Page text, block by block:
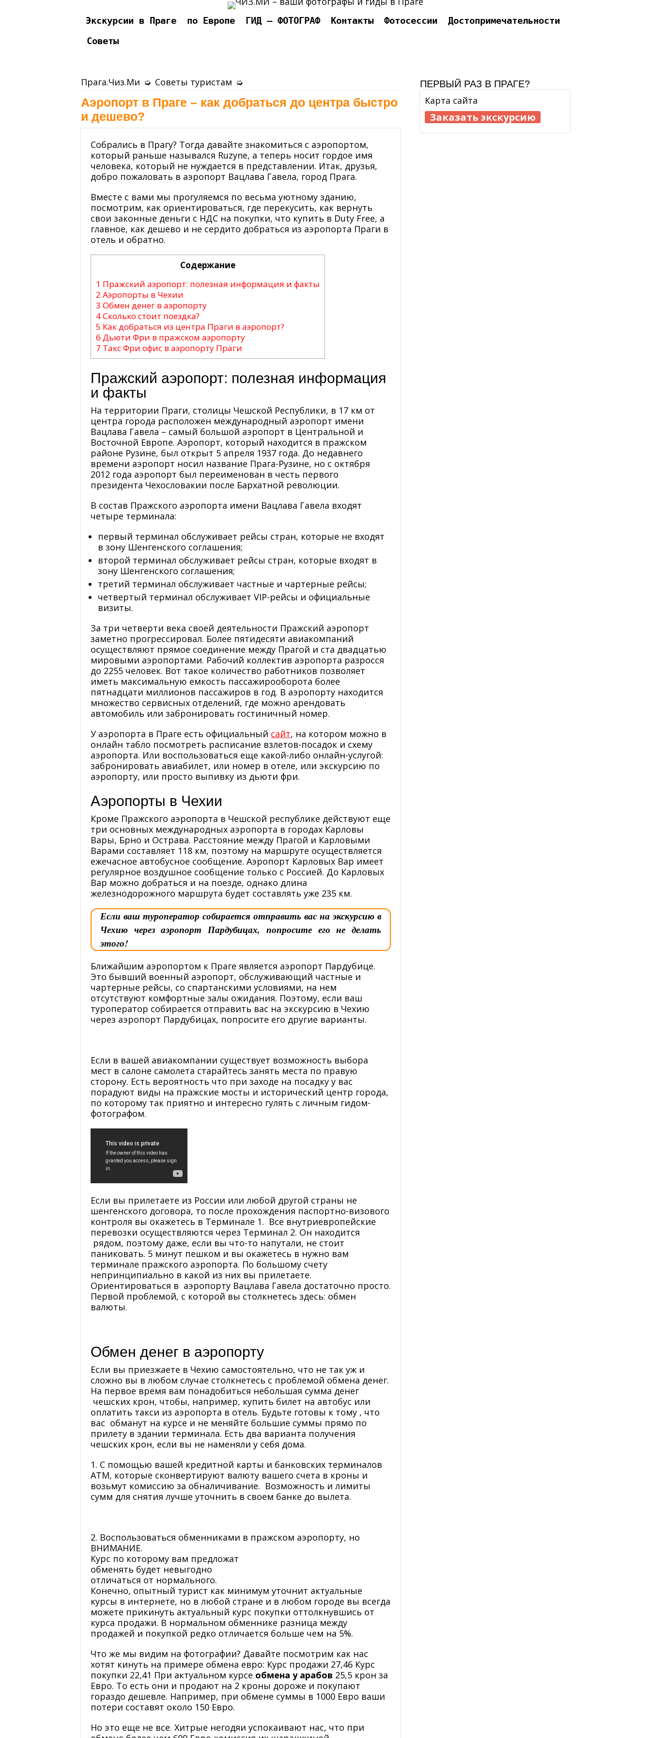
Экскурсии в Праге по Европе ГИД — ФОТОГРАФ Контакты Фотосессии
Достопримечательности
Советы
Прага.Чиз.Ми ➭ Советы туристам ➭
Аэропорт в Праге – как добраться до центра быстро
и дешево?
Собрались в Прагу? Тогда давайте знакомиться с аэропортом,
который раньше назывался Ruzyne, а теперь носит гордое имя
человека, который не нуждается в представлении. Итак, друзья,
добро пожаловать в аэропорт Вацлава Гавела, город Прага.
Вместе с вами мы прогуляемся по весьма уютному зданию,
посмотрим, как ориентироваться, где перекусить, как вернуть
свои законные деньги с НДС на покупки, что купить в Duty Free, а
главное, как дешево и не сердито добраться из аэропорта Праги в
отель и обратно.
Содержание
1 Пражский аэропорт: полезная информация и факты
2 Аэропорты в Чехии
3 Обмен денег в аэропорту
4Сколько стоит поездка?
5 Как добраться из центра Праги в аэропорт?
6 Дьюти Фри в пражском аэропорту
7 Такс Фри офис в аэропорту Праги
Пражский аэропорт: полезная информация
и факты
На территории Праги, столицы Чешской Республики, в 17 км от
центра города расположен международный аэропорт имени
Вацлава Гавела – самый большой аэропорт в Центральной и
Восточной Европе. Аэропорт, который находится в пражском
районе Рузине, был открыт 5 апреля 1937 года. До недавнего
времени аэропорт носил название Прага-Рузине, но с октября
2012 года аэропорт был переименован в честь первого
президента Чехословакии после Бархатной революции.
В состав Пражского аэропорта имени Вацлава Гавела входят
четыре терминала:
первый терминал обслуживает рейсы стран, которые не входят
в зону Шенгенского соглашения;
второй терминал обслуживает рейсы стран, которые входят в
зону Шенгенского соглашения;
третий терминал обслуживает частные и чартерные рейсы;
четвертый терминал обслуживает VIP-рейсы и официальные
визиты.
За три четверти века своей деятельности Пражский аэропорт
заметно прогрессировал. Более пятидесяти авиакомпаний
осуществляют прямое соединение между Прагой и ста двадцатью
мировыми аэропортами. Рабочий коллектив аэропорта разросся
до 2255 человек. Вот такое количество работников позволяет
иметь максимальную емкость пассажирооборота более
пятнадцати миллионов пассажиров в год. В аэропорту находится
множество сервисных отделений, где можно арендовать
автомобиль или забронировать гостиничный номер.
У аэропорта в Праге есть официальный сайт, на котором можно в
онлайн табло посмотреть расписание взлетов-посадок и схему
аэропорта. Или воспользоваться еще какой-либо онлайн-услугой:
забронировать авиабилет, или номер в отеле, или экскурсию по
аэропорту, или просто выпивку из дьюти фри.
Аэропорты в Чехии
Кроме Пражского аэропорта в Чешской республике действуют еще
три основных международных аэропорта в городах Карловы
Вары, Брно и Острава. Расстояние между Прагой и Карловыми
Варами составляет 118 км, поэтому на маршруте осуществляется
ежечасное автобусное сообщение. Аэропорт Карловых Вар имеет
регулярное воздушное сообщение только с Россией. До Карловых
Вар можно добраться и на поезде, однако длина
железнодорожного маршрута будет составлять уже 235 км.
Если ваш туроператор собирается отправить вас на экскурсию в
Чехию через аэропорт Пардубицах, попросите его не делать
этого!
Ближайшим аэропортом к Праге является аэропорт Пардубице.
Это бывший военный аэропорт, обслуживающий частные и
чартерные рейсы, со спартанскими условиями, на нем
отсутствуют комфортные залы ожидания. Поэтому, если ваш
туроператор собирается отправить вас на экскурсию в Чехию
через аэропорт Пардубицах, попросите его другие варианты.
Если в вашей авиакомпании существует возможность выбора
мест в салоне самолета старайтесь занять места по правую
сторону. Есть вероятность что при заходе на посадку у вас
порадуют виды на пражские мосты и исторический центр города,
по которому так приятно и интересно гулять с личным гидом-
фотографом.
Если вы прилетаете из России или любой другой страны не
шенгенского договора, то после прохождения паспортно-визового
контроля вы окажетесь в Терминале 1. Все внутриевропейские
перевозки осуществляются через Терминал 2. Он находится
рядом, поэтому даже, если вы что-то напутали, не стоит
паниковать. 5 минут пешком и вы окажетесь в нужно вам
терминале пражского аэропорта. По большому счету
непринципиально в какой из них вы прилетаете.
Ориентироваться в аэропорту Вацлава Гавела достаточно просто.
Первой проблемой, с которой вы столкнетесь здесь: обмен
валюты.
Обмен денег в аэропорту
Если вы приезжаете в Чехию самостоятельно, что не так уж и
сложно вы в любом случае столкнетесь с проблемой обмена денег.
На первое время вам понадобиться небольшая сумма денег
чешских крон, чтобы, например, купить билет на автобус или
оплатить такси из аэропорта в отель. Будьте готовы к тому , что
вас обманут на курсе и не меняйте большие суммы прямо по
прилету в здании терминала. Есть два варианта получения
чешских крон, если вы не наменяли у себя дома.
1. С помощью вашей кредитной карты и банковских терминалов
ATM, которые сконвертируют валюту вашего счета в кроны и
возьмут комиссию за обналичивание. Возможность и лимиты
сумм для снятия лучше уточнить в своем банке до вылета.
2. Воспользоваться обменниками в пражском аэропорту, но
ВНИМАНИЕ.
Курс по которому вам предложат
обменять будет невыгодно
отличаться от нормального.
Конечно, опытный турист как минимум уточнит актуальные
курсы в интернете, но в любой стране и в любом городе вы всегда
можете прикинуть актуальный курс покупки оттолкнувшись от
курса продажи. В нормальном обменнике разница между
продажей и покупкой редко отличается больше чем на 5%.
Что же мы видим на фотографии? Давайте посмотрим как нас
хотят кинуть на примере обмена евро: Курс продажи 27,46 Курс
покупки 22,41 При актуальном курсе обмена у арабов 25,5 крон за
Евро. То есть они и продают на 2 кроны дороже и покупают
гораздо дешевле. Например, при обмене суммы в 1000 Евро ваши
потери составят около 150 Евро.
Но это еще не все. Хитрые негодяи успокаивают нас, что при
ПЕРВЫЙ РАЗ В ПРАГЕ?
Карта сайта
Заказать экскурсию